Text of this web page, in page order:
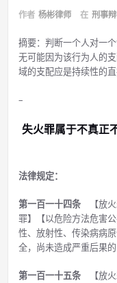
作者 杨彬律师 在 刑事
摘要：判断一个人对一
无可能因为该行为人的
域的支配应是持续性的
–
失火罪属于不真正
法律规定：
第一百一十四条【放火
罪】【以危险方法危害
性、放射性、传染病病
全，尚未造成严重后果
第一百一十五条【放火